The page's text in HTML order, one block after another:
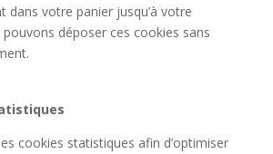
dans votre panier jusqu’à votre
déposer ces cookies sans
cookies statistiques afin d’optimiser